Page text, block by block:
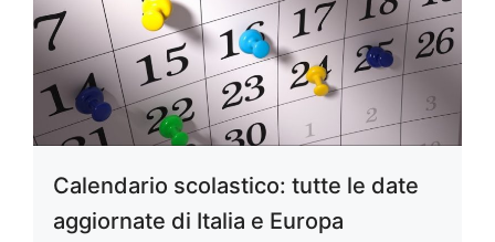
Calendario scolastico: tutte le date
aggiornate di Italia e Europa